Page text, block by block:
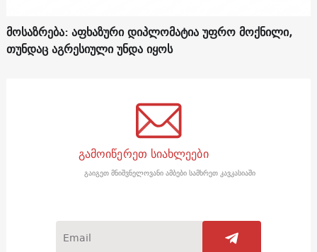
მოსაზრება: აფხაზური დიპლომატია უფრო მოქნილი,
თუნდაც აგრესიული უნდა იყოს
გამოიწერეთ სიახლეები
გაიგეთ მნიშვნელოვანი ამბები სამხრეთ კავკასიაში